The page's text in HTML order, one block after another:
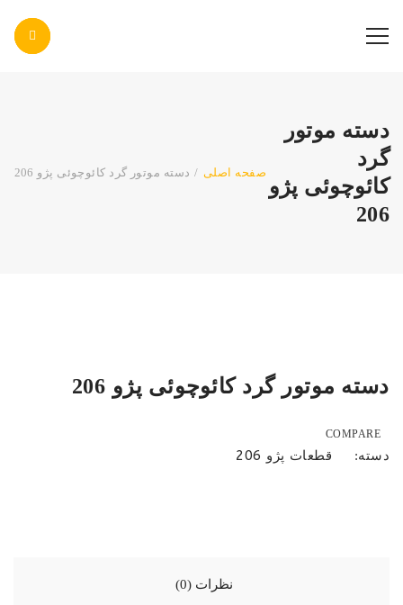
دسته موتور
گرد
کائوچوئی پژو
206
صفحه اصلی / دسته موتور گرد کائوچوئی پژو 206
دسته موتور گرد کائوچوئی پژو 206
COMPARE
دسته: قطعات پژو 206
نظرات (0)